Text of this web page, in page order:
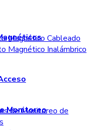
Magnético Cableado
Magnético Inalámbrico
Monitoreo
de Monitoreo de